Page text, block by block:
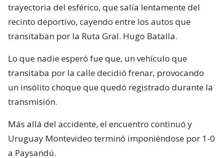
trayectoria del esférico, que salía lentamente del
recinto deportivo, cayendo entre los autos que
transitaban por la Ruta Gral. Hugo Batalla.
Lo que nadie esperó fue que, un vehículo que
transitaba por la calle decidió frenar, provocando
un insólito choque que quedó registrado durante la
transmisión.
Más allá del accidente, el encuentro continuó y
Uruguay Montevideo terminó imponiéndose por 1-0
a Paysandú.